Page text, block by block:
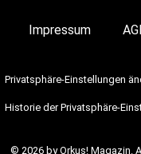
Impressum
Privatsphäre-Einstellungen
Historie der Privatsphäre-
© 2026 by Orkus! Magazin.